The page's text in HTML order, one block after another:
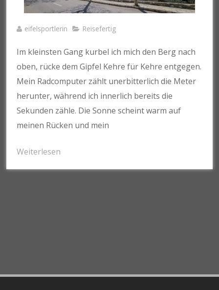
eifelsportlerin Reisefertig
Im kleinsten Gang kurbel ich mich den Berg nach
oben, rücke dem Gipfel Kehre für Kehre entgegen.
Mein Radcomputer zählt unerbitterlich die Meter
herunter, während ich innerlich bereits die
Sekunden zähle. Die Sonne scheint warm auf
meinen Rücken und mein
Weiterlesen